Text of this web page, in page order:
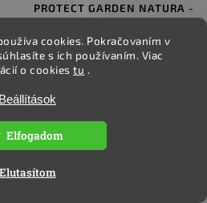
cookies. Pokračovaním v
s ich používaním. Viac
o cookiestu .
Beállítások
Elutasítom
Elfogadom
PROTECT GARDEN NATURA -
4 103 Ft / 1 l
Kosárba
TIPP